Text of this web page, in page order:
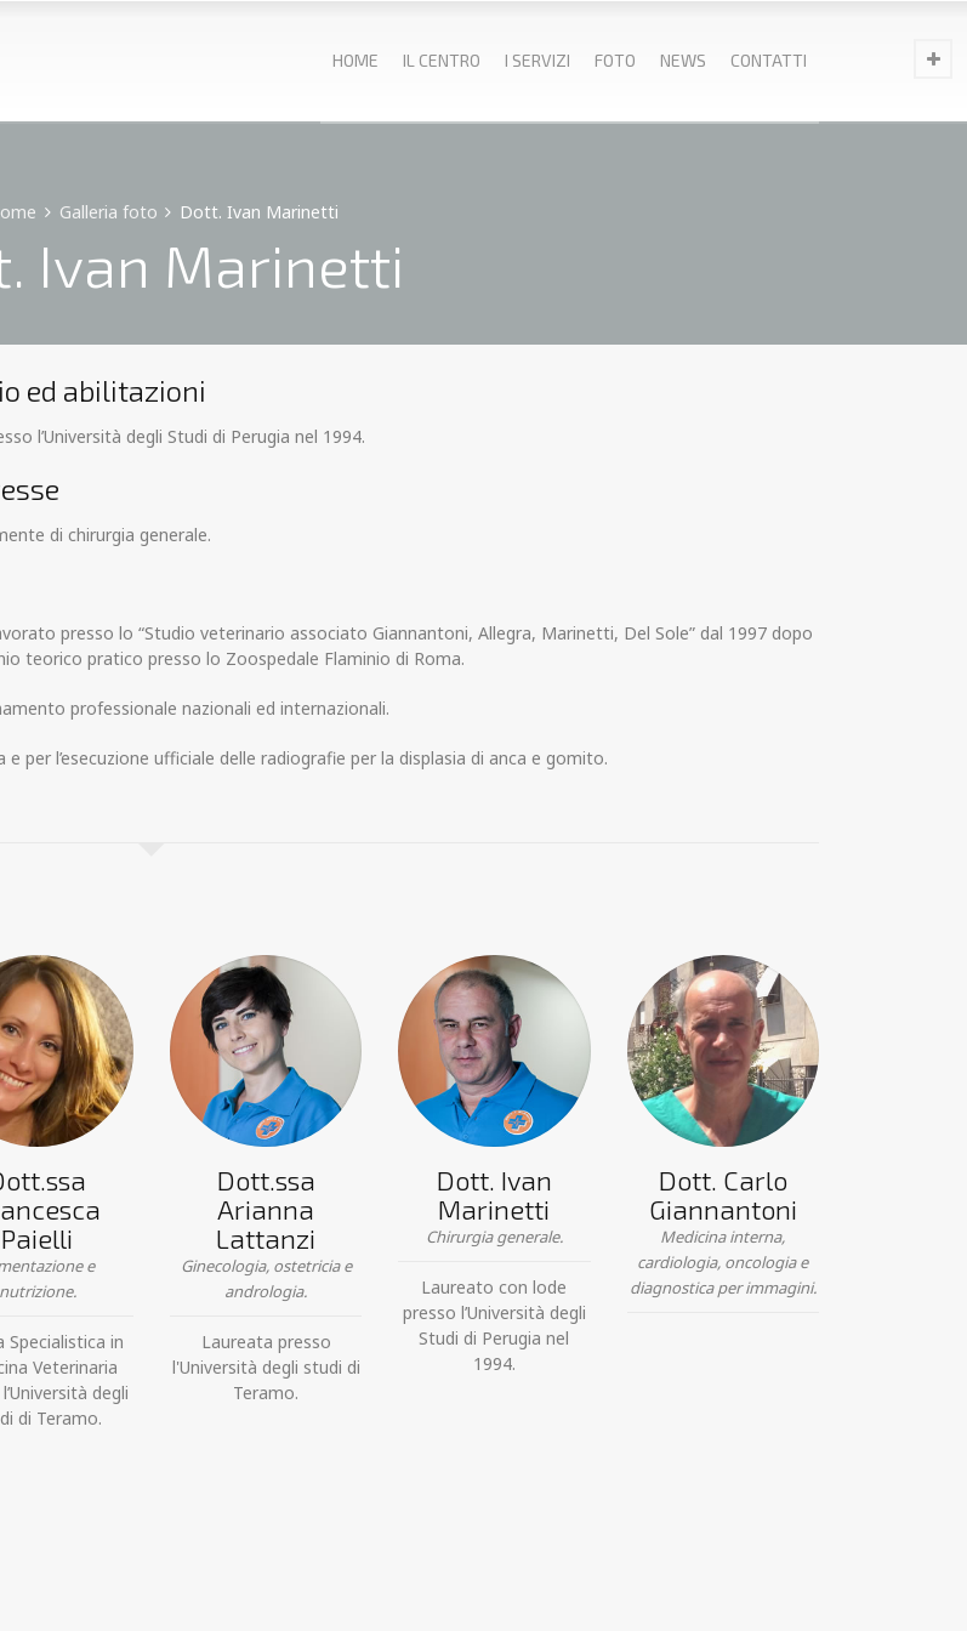
HOME IL CENTRO I SERVIZI FOTO NEWS CONTATTI
Galleria foto Dott. Ivan Marinetti
Ivan Marinetti
ed abilitazioni
l’Università degli Studi di Perugia nel 1994.
di chirurgia generale.
presso lo “Studio veterinario associato Giannantoni, Allegra, Marinetti, Del Sole” dal 1997 dopo
teorico pratico presso lo Zoospedale Flaminio di Roma.
professionale nazionali ed internazionali.
per l’esecuzione ufficiale delle radiografie per la displasia di anca e gomito.
Paielli
e
nutrizione.
Specialistica in
Veterinaria
degli
di Teramo.
Dott.ssa
Arianna
Lattanzi
Ginecologia, ostetricia e
andrologia.
Laureata presso
l'Università degli studi di
Teramo.
Dott. Ivan
Marinetti
Chirurgia generale.
Laureato con lode
presso l’Università degli
Studi di Perugia nel
1994.
Dott. Carlo
Giannantoni
Medicina interna,
cardiologia, oncologia e
diagnostica per immagini.